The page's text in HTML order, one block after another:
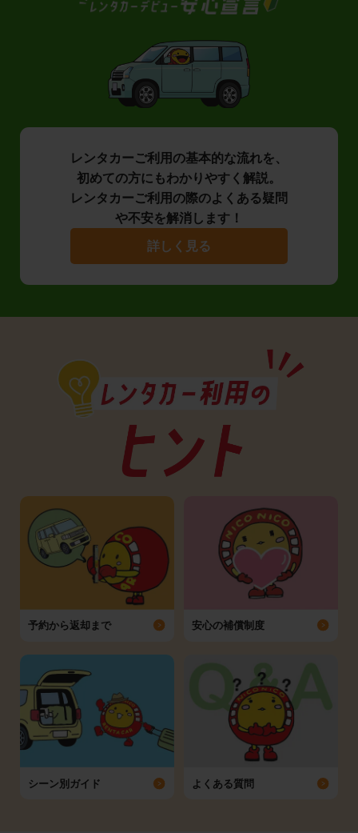
レンタカーご利用の基本的な流れを、
初めての方にもわかりやすく解説。
レンタカーご利用の際のよくある疑問
や不安を解消します！
詳しく見る
予約から返却まで 安心の補償制度
シーン別ガイド よくある質問